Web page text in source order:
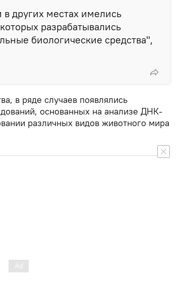
других местах имелись
разрабатывались
биологические средства",
в ряде случаев появлялись
основанных на анализе ДНК-
различных видов животного мира